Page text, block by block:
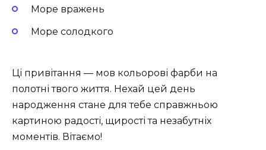
Море вражень
Море солодкого
Ці привітання — мов кольорові фарби на
полотні твого життя. Нехай цей день
народження стане для тебе справжньою
картиною радості, щирості та незабутніх
моментів. Вітаємо!